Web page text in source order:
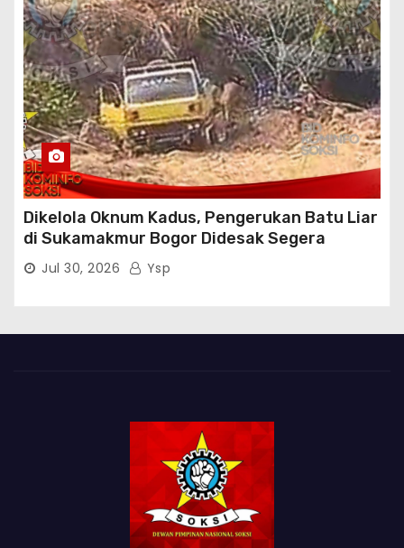
Dikelola Oknum Kadus, Pengerukan Batu Liar
di Sukamakmur Bogor Didesak Segera
Ditindak Hukum
Jul 30, 2026 Ysp